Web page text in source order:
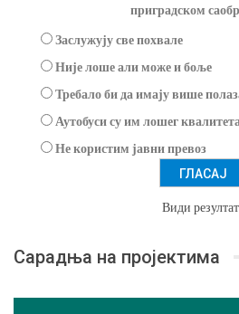
приградском
Заслужују све похвале
Није лоше али може и боље
Требало би да имају више
Аутобуси су им лошег
Не користим јавни превоз
Види
Сарадња на пројектима